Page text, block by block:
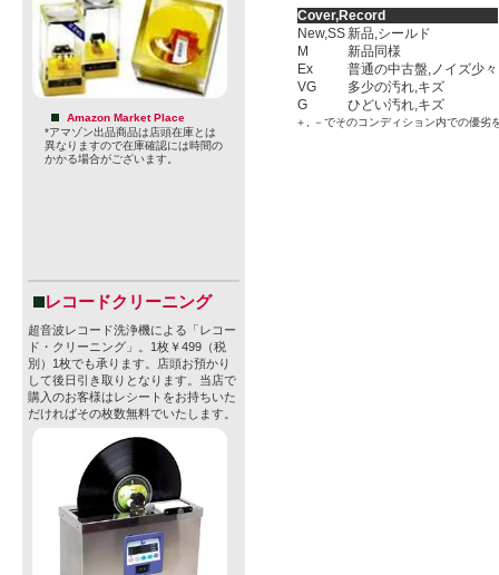
Amazon Market Place
*アマゾン出品商品は店頭在庫とは
異なりますので在庫確認には時間の
かかる場合がございます。
レコードクリーニング
超音波レコード洗浄機による「レコー
ド・クリーニング」。1枚￥499（税
別）1枚でも承ります。店頭お預かり
して後日引き取りとなります。当店で
購入のお客様はレシートをお持ちいた
だければその枚数無料でいたします。
Cover,Record
New,SS新品,シールド
M
新品同様
Ex
普通の中古盤,ノイズ少々
VG
多少の汚れ,キズ
G
ひどい汚れ,キズ
＋, －でそのコンディション内での優劣